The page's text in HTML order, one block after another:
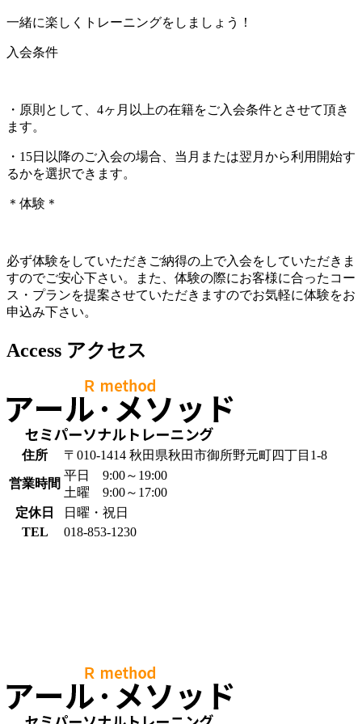
一緒に楽しくトレーニングをしましょう！
入会条件
・原則として、4ヶ月以上の在籍をご入会条件とさせて頂き
ます。
・15日以降のご入会の場合、当月または翌月から利用開始す
るかを選択できます。
＊体験＊
必ず体験をしていただきご納得の上で入会をしていただきま
すのでご安心下さい。また、体験の際にお客様に合ったコー
ス・プランを提案させていただきますのでお気軽に体験をお
申込み下さい。
Access アクセス
住所 〒010-1414 秋田県秋田市御所野元町四丁目1-8
営業時間
平日 9:00～19:00
土曜 9:00～17:00
定休日
日曜・祝日
TEL
018-853-1230